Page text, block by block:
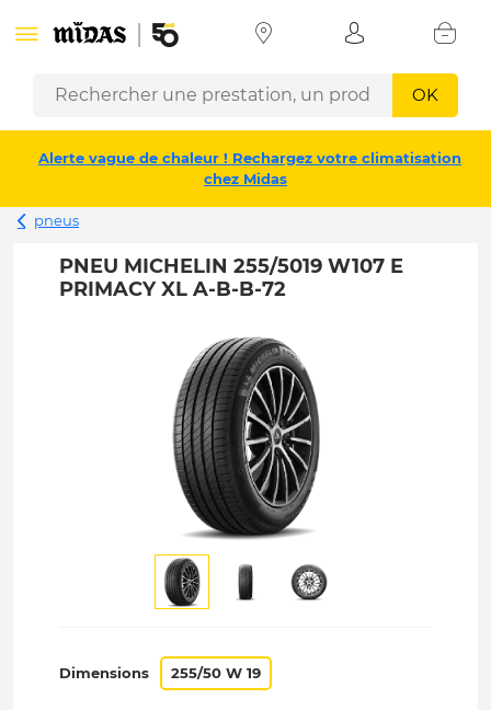
OK
Alerte vague de chaleur ! Rechargez votre climatisation
chez Midas
pneus
PNEU MICHELIN 255/5019 W107 E
PRIMACY XL A-B-B-72
Dimensions 255/50 W 19